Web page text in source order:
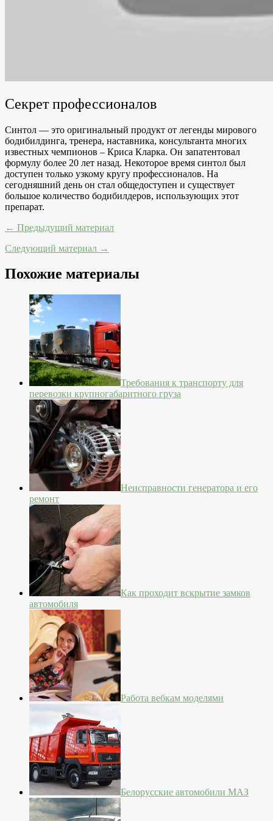
Секрет профессионалов
Синтол — это оригинальный продукт от легенды мирового
бодибилдинга, тренера, наставника, консультанта многих
известных чемпионов – Криса Кларка. Он запатентовал
формулу более 20 лет назад. Некоторое время синтол был
доступен только узкому кругу профессионалов. На
сегодняшний день он стал общедоступен и существует
большое количество бодибилдеров, использующих этот
препарат.
← Предыдущий материал
Следующий материал →
Похожие материалы
Требования к транспорту для
перевозки крупногабаритного груза
Неисправности генератора и его
ремонт
Как проходит вскрытие замков
автомобиля
Работа вебкам моделями
Белорусские автомобили МАЗ